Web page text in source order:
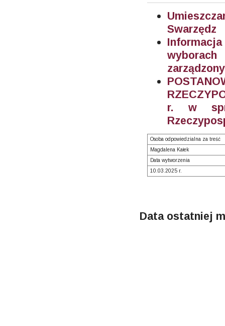
Swarzędz
r. w
Osoba odpowiedzialna za treść
Magdalena Kałek
Data wytworzenia
10.03.2025 r.
Data ostatniej